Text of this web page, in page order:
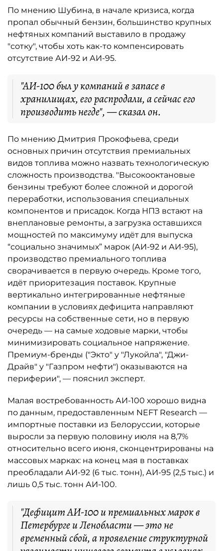
По мнению Шубина, в начале кризиса, когда
пропал обычный бензин, большинство крупных
нефтяных компаний выставило в продажу
"сотку", чтобы хоть как-то компенсировать
отсутствие АИ-92 и АИ-95.
"АИ-100 был у компаний в запасе в
хранилищах, его распродали, а сейчас его
производить негде", — сказал он.
По мнению Дмитрия Прокофьева, среди
основных причин отсутствия премиальных
видов топлива можно назвать технологическую
сложность производства. "Высокооктановые
бензины требуют более сложной и дорогой
переработки, использования специальных
компонентов и присадок. Когда НПЗ встают на
внеплановые ремонты, а загрузка оставшихся
мощностей по максимуму идёт для выпуска
“социально значимых” марок (АИ-92 и АИ-95),
производство премиального топлива
сворачивается в первую очередь. Кроме того,
идёт приоритезация поставок. Крупные
вертикально интегрированные нефтяные
компании в условиях дефицита направляют
ресурсы на собственные сети, но в первую
очередь — на самые ходовые марки, чтобы
минимизировать социальное напряжение.
Премиум-бренды ("Экто" у "Лукойла", "Джи-
Драйв" у "Газпром нефти") оказываются на
периферии", — пояснил эксперт.
Малая востребованность АИ-100 хорошо видна
по данным, предоставленным NEFT Research —
импортные поставки из Белоруссии, которые
выросли за первую половину июля на 8,7%
относительно всего июня, сконцентрированы на
массовых марках: на конец мая в поставках
преобладали АИ-92 (6 тыс. тонн), АИ-95 (2,5 тыс.) и
лишь 0,5 тыс. тонн АИ-100.
"Дефицит АИ-100 и премиальных марок в
Петербурге и Ленобласти — это не
временный сбой, а проявление структурной